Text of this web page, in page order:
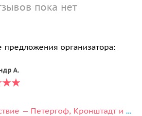
пока нет
предложения организатора:
А.
Большое путешествие — Петергоф, Кронштадт и форт Константин